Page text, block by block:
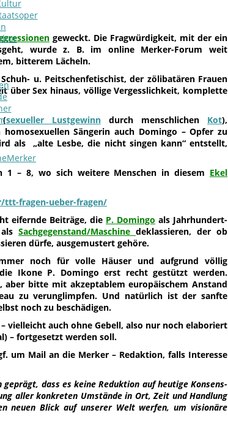
geweckt. Die Fragwürdigkeit, mit der ein
wurde z. B. im online Merker-Forum weit
bitterem Lächeln.
u. Peitschenfetischist, der zölibatären Frauen
über Sex hinaus, völlige Vergesslichkeit, komplette
(sexueller Lustgewinndurch menschlichen Kot),
Sängerin auch Domingo – Opfer zu
als „alte Lesbe, die nicht singen kann“ entstellt,
– 8, wo sich weitere Menschen in diesem Ekel
fragen-ueber-fragen/
eifernde Beiträge, die P. Domingo als Jahrhundert-
Sachgegenstand/Maschine deklassieren, der ob
dürfe, ausgemustert gehöre.
noch für volle Häuser und aufgrund völlig
Ikone P. Domingo erst recht gestützt werden.
aber bitte mit akzeptablem europäischem Anstand
zu verunglimpfen. Und natürlich ist der sanfte
noch zu beschädigen.
– vielleicht auch ohne Gebell, also nur noch elaboriert
– fortgesetzt werden soll.
um Mail an die Merker – Redaktion, falls Interesse
dass es keine Reduktion auf heutige Konsens-
aller konkreten Umstände in Ort, Zeit und Handlung
neuen Blick auf unserer Welt werfen, um visionäre